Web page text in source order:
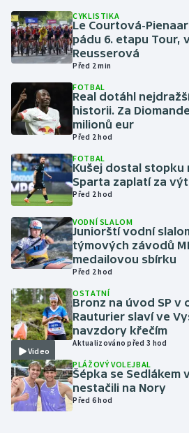
Gymnastika
Házená
Jezdectví
Judo
Lezení
Lyže a snowboard
Moderní pětiboj
Olympijské hry
Parasport
Plavání
Plážový volejbal
CYKLISTIKA
Le Courtová-
pádu 6. etapu Tour,
Reusserová
Před 2 min
FOTBAL
Real dotáhl
historii. Za
milionů eur
Před 2 hod
FOTBAL
Kušej dostal stopku
Sparta zaplatí za
Před 2 hod
VODNÍ SLALOM
Juniorští vodní
týmových závodů
medailovou sbírku
Před 2 hod
Video
OSTATNÍ
Bronz na úvod SP v
Rauturier slaví ve
navzdory křečím
Aktualizováno před 3 hod
PLÁŽOVÝ VOLEJBAL
Šépka se Sedlákem
nestačili na Nory
Před 6 hod